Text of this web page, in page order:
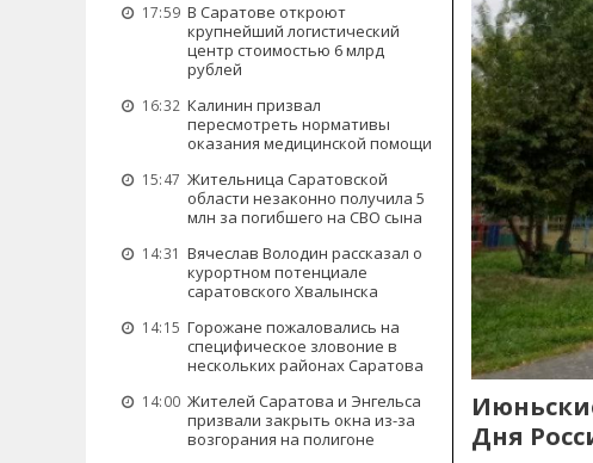
17:59 В Саратове откроют
крупнейший логистический
центр стоимостью 6 млрд
рублей
16:32 Калинин призвал
пересмотреть нормативы
оказания медицинской помощи
15:47 Жительница Саратовской
области незаконно получила 5
млн за погибшего на СВО сына
14:31 Вячеслав Володин рассказал о
курортном потенциале
саратовского Хвалынска
14:15 Горожане пожаловались на
специфическое зловоние в
нескольких районах Саратова
14:00 Жителей Саратова и Энгельса
призвали закрыть окна из-за
возгорания на полигоне
Дня